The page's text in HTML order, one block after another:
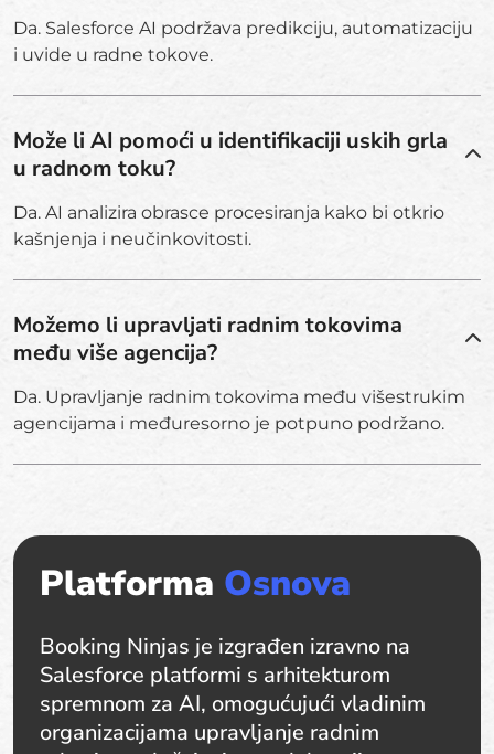
Da. Salesforce AI podržava predikciju, automatizaciju
i uvide u radne tokove.
Može li AI pomoći u identifikaciji uskih grla
u radnom toku?
Da. AI analizira obrasce procesiranja kako bi otkrio
kašnjenja i neučinkovitosti.
Možemo li upravljati radnim tokovima
među više agencija?
Da. Upravljanje radnim tokovima među višestrukim
agencijama i međuresorno je potpuno podržano.
Platforma Osnova
Booking Ninjas je izgrađen izravno na
Salesforce platformi s arhitekturom
spremnom za AI, omogućujući vladinim
organizacijama upravljanje radnim